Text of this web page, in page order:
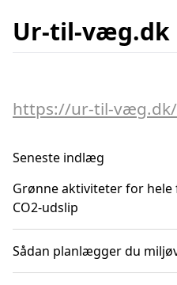
Ur-til-væg.dk
https://ur-til-væg.dk/
Seneste indlæg
Grønne aktiviteter for
CO2-udslip
Sådan planlægger du